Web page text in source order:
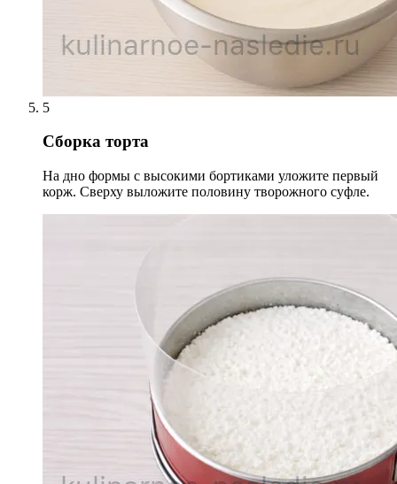
5
Сборка торта
На дно формы с высокими бортиками уложите первый
корж. Сверху выложите половину творожного суфле.